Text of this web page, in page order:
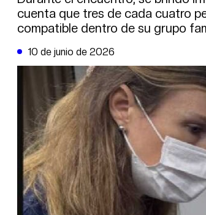
cuenta que tres de cada cuatro
compatible dentro de su grupo
10 de junio de 2026